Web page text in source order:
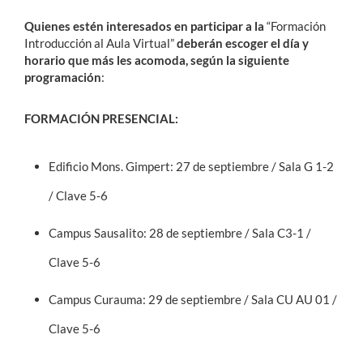
Quienes estén interesados en participar a la “Formación
Introducción al Aula Virtual”deberán escoger el día y
horario que más les acomoda, según la siguiente
programación:
FORMACIÓN PRESENCIAL:
Edificio Mons. Gimpert: 27 de septiembre / Sala G 1-2
/ Clave 5-6
Campus Sausalito: 28 de septiembre / Sala C3-1 /
Clave 5-6
Campus Curauma: 29 de septiembre / Sala CU AU 01 /
Clave 5-6